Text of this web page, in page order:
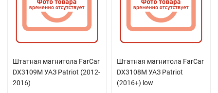
Штатная магнитола FarCar
DX3109M УАЗ Patriot (2012-
2016)
Штатная магнитола FarCar
DX3108M УАЗ Patriot
(2016+) low